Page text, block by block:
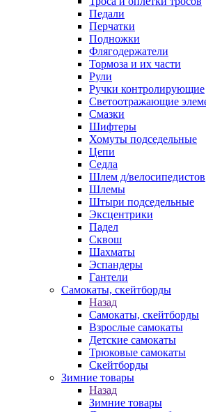
Педали
Перчатки
Подножки
Флягодержатели
Тормоза и их части
Рули
Ручки контролирующие
Светоотражающие
Смазки
Шифтеры
Хомуты подседельные
Цепи
Седла
Шлем д/велосипедистов
Шлемы
Штыри подседельные
Эксцентрики
Падел
Сквош
Шахматы
Эспандеры
Гантели
Самокаты, скейтборды
Назад
Самокаты, скейтборды
Взрослые самокаты
Детские самокаты
Трюковые самокаты
Скейтборды
Зимние товары
Назад
Зимние товары